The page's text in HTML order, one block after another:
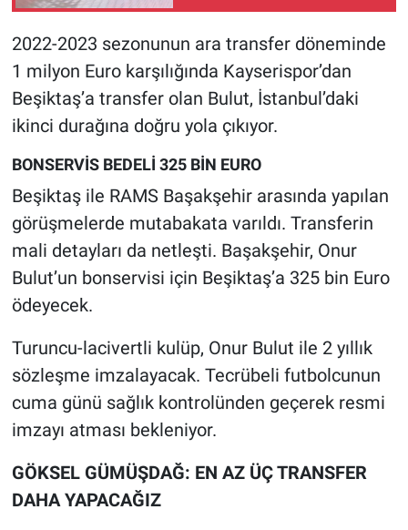
2022-2023 sezonunun ara transfer döneminde
1 milyon Euro karşılığında Kayserispor’dan
Beşiktaş’a transfer olan Bulut, İstanbul’daki
ikinci durağına doğru yola çıkıyor.
BONSERVİS BEDELİ 325 BİN EURO
Beşiktaş ile RAMS Başakşehir arasında yapılan
görüşmelerde mutabakata varıldı. Transferin
mali detayları da netleşti. Başakşehir, Onur
Bulut’un bonservisi için Beşiktaş’a 325 bin Euro
ödeyecek.
Turuncu-lacivertli kulüp, Onur Bulut ile 2 yıllık
sözleşme imzalayacak. Tecrübeli futbolcunun
cuma günü sağlık kontrolünden geçerek resmi
imzayı atması bekleniyor.
GÖKSEL GÜMÜŞDAĞ: EN AZ ÜÇ TRANSFER
DAHA YAPACAĞIZ
Kültür Sanat
Ne demişti
Nedir
Popüler
Programlar
Sağlık
Spor
Türkiye'nin Geleceği
Yerel Gündem